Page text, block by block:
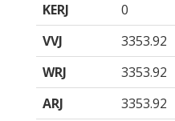
KERJ
0
VVJ
3353.92
WRJ
3353.92
ARJ
3353.92